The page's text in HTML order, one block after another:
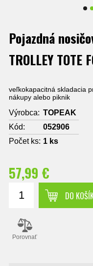
Pojazdná
TROLLEY TOTE
veľkokapacitná skladacia
nákupy alebo piknik
Výrobca: TOPEAK
Kód:
052906
Počet ks: 1 ks
57,99 €
DO
Porovnať